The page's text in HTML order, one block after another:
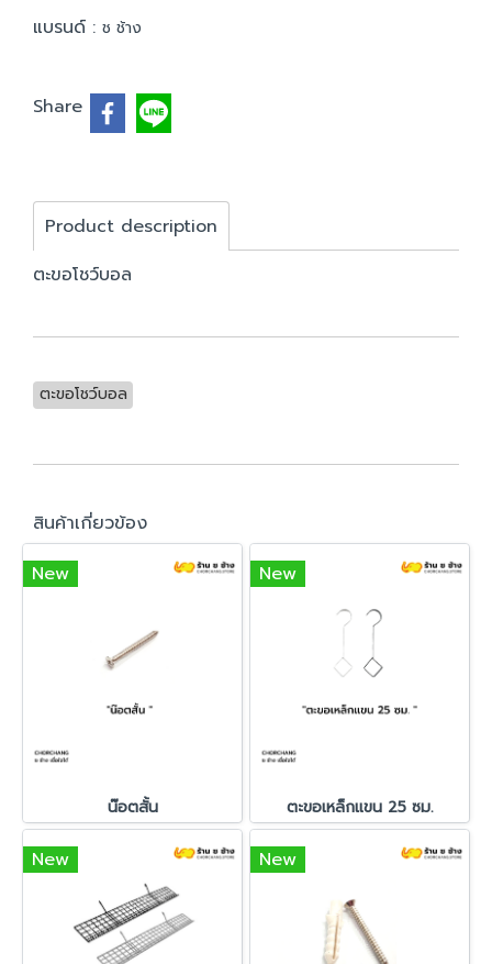
แบรนด์ : ช ช้าง
Share
Product description
ตะขอโชว์บอล
ตะขอโชว์บอล
สินค้าเกี่ยวข้อง
New
น๊อตสั้น
New
ตะขอเหล็กแขน 25 ซม.
New New